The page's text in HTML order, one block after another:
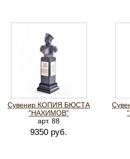
Сувенир КОПИЯ БЮСТА
"НАХИМОВ"
арт. 88
9350 руб.